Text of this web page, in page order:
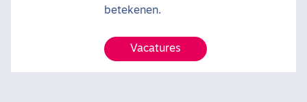
betekenen.
Vacatures